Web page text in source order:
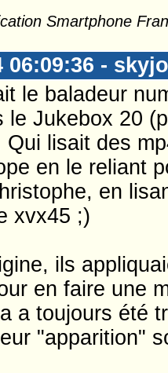
Smartphone
06:09:36 -
le baladeur
le Jukebox 20
Qui lisait des
en le reliant
en
xvx45 ;)
ils
en faire une
a toujours été
"apparition"